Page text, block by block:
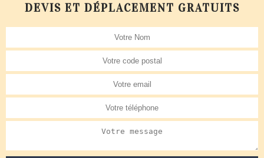
DEVIS ET DÉPLACEMENT GRATUITS